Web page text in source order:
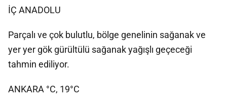
İÇ ANADOLU
Parçalı ve çok bulutlu, bölge genelinin sağanak ve
yer yer gök gürültülü sağanak yağışlı geçeceği
tahmin ediliyor.
ANKARA °C, 19°C